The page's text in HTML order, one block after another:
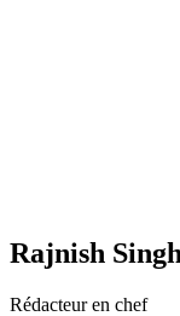
Rajnish Singh
Rédacteur en chef